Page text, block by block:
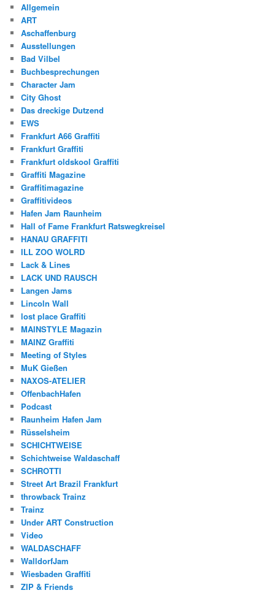
Allgemein
ART
Aschaffenburg
Ausstellungen
Bad Vilbel
Buchbesprechungen
Character Jam
City Ghost
Das dreckige Dutzend
EWS
Frankfurt A66 Graffiti
Frankfurt Graffiti
Frankfurt oldskool Graffiti
Graffiti Magazine
Graffitimagazine
Graffitivideos
Hafen Jam Raunheim
Hall of Fame Frankfurt Ratswegkreisel
HANAU GRAFFITI
ILL ZOO WOLRD
Lack & Lines
LACK UND RAUSCH
Langen Jams
Lincoln Wall
lost place Graffiti
MAINSTYLE Magazin
MAINZ Graffiti
Meeting of Styles
MuK Gießen
NAXOS-ATELIER
OffenbachHafen
Podcast
Raunheim Hafen Jam
Rüsselsheim
SCHICHTWEISE
Schichtweise Waldaschaff
SCHROTTI
Street Art Brazil Frankfurt
throwback Trainz
Trainz
Under ART Construction
Video
WALDASCHAFF
WalldorfJam
Wiesbaden Graffiti
ZIP & Friends